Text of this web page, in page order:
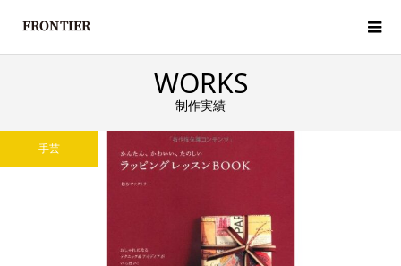
WORKS
制作実績
手芸